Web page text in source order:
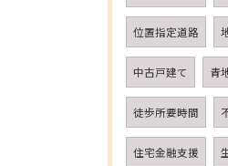
位置指定道路
中古戸建て 青
徒歩所要時間
住宅金融支援